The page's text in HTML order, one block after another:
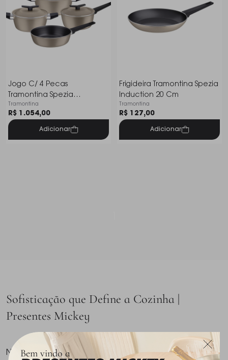
Bem vindo a
Jogo C/ 4 Pecas
Tramontina Spezia
Induction
Tramontina
R$ 1.054,00
Adicionar
Frigideira Tramontina Spezia
Induction 20 Cm
Tramontina
R$ 127,00
Adicionar
Sofisticação que Define a Cozinha |
Presentes Mickey
Na Presentes Mickey, a cozinha é concebida como